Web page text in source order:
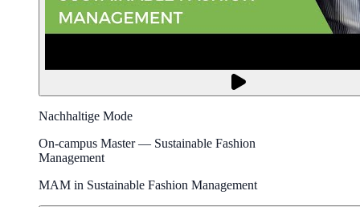
Nachhaltige Mode
On-campus Master — Sustainable Fashion
Management
MAM in Sustainable Fashion Management